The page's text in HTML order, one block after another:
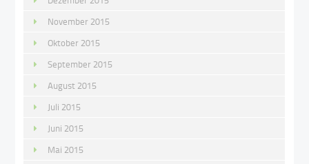
November 2015
Oktober 2015
September 2015
August 2015
Juli 2015
Juni 2015
Mai 2015